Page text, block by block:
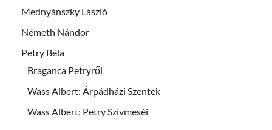
Mednyánszky László
Németh Nándor
Petry Béla
Braganca Petryről
Wass Albert: Árpádházi Szentek
Wass Albert: Petry Szívmeséi